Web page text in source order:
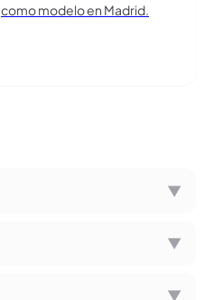
como modelo en Madrid.
▼
▼
▼